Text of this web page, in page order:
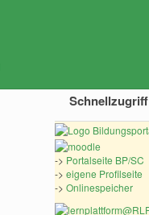
Schnellzugriff
-> Portalseite BP/SC
->eigene Profilseite
->Onlinespeicher